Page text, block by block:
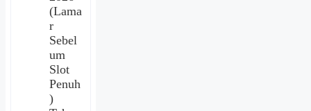
(Lama
r
Sebel
um
Slot
Penuh
)